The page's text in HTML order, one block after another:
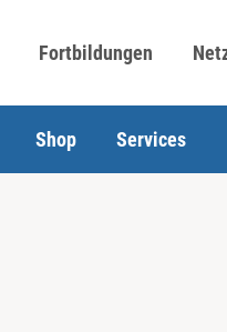
Fortbildungen
Shop Services